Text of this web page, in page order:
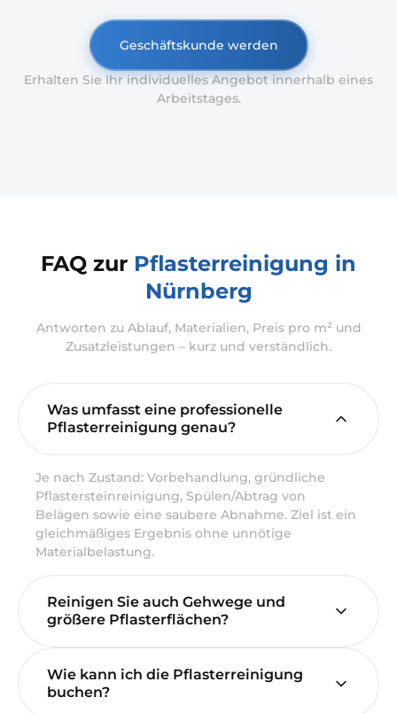
Geschäftskunde werden
Erhalten Sie Ihr individuelles Angebot innerhalb eines
Arbeitstages.
FAQ zur Pflasterreinigung in
Nürnberg
Antworten zu Ablauf, Materialien, Preis pro m² und
Zusatzleistungen – kurz und verständlich.
Was umfasst eine professionelle
Pflasterreinigung genau?
Je nach Zustand: Vorbehandlung, gründliche
Pflastersteinreinigung, Spülen/Abtrag von
Belägen sowie eine saubere Abnahme. Ziel ist ein
gleichmäßiges Ergebnis ohne unnötige
Materialbelastung.
Reinigen Sie auch Gehwege und
größere Pflasterflächen?
Wie kann ich die Pflasterreinigung
buchen?